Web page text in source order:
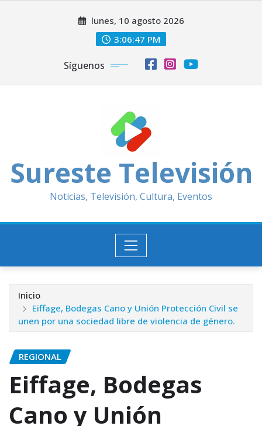
lunes, 10 agosto 2026
3:06:49 PM
Síguenos
Sureste Televisión
Noticias, Televisión, Cultura, Eventos
Inicio
Eiffage, Bodegas Cano y Unión Protección Civil se
unen por una sociedad libre de violencia de género.
REGIONAL
Eiffage, Bodegas
Cano y Unión